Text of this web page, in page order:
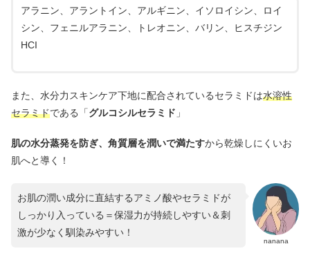
アラニン、アラントイン、アルギニン、イソロイシン、ロイ
シン、フェニルアラニン、トレオニン、バリン、ヒスチジン
HCI
また、水分力スキンケア下地に配合されているセラミドは水溶性
セラミドである「グルコシルセラミド 」
肌の水分蒸発を防ぎ、角質層を潤いで満たすから乾燥しにくいお
肌へと導く！
nanana
お肌の潤い成分に直結するアミノ酸やセラミドが
しっかり入っている＝保湿力が持続しやすい＆刺
激が少なく馴染みやすい！